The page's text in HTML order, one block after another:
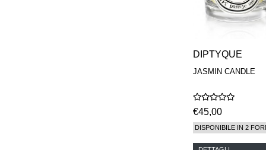
DIPTYQUE
JASMIN CANDLE
€45,00
DISPONIBILE IN 2